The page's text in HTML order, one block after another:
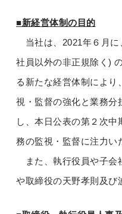
■新経営体制の目的
当社は、2021年６月に
社員以外の非正規除く)
る新たな経営体制によ
視・監督の強化と業務分
し、本日公表の第２次
務の監視・監督に注力い
また、執行役員や子会
や取締役の天野孝則及び